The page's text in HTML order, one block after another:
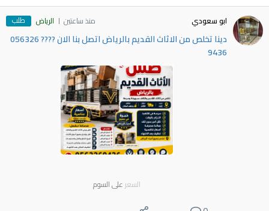
ابو سعودي منذ ساعتين الرياض طلب
دينا تخلص من الاثاث القديم بالرياض اتصل بنا الان ???? 056326
9436
السعر على السوم